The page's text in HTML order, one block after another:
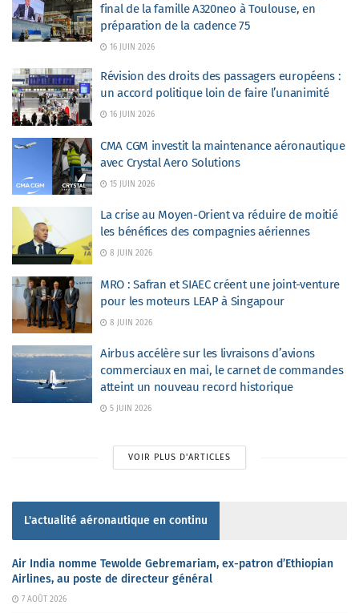
final de la famille A320neo à Toulouse, en
préparation de la cadence 75
16 JUIN 2026
Révision des droits des passagers européens :
un accord politique loin de faire l’unanimité
16 JUIN 2026
CMA CGM investit la maintenance aéronautique
avec Crystal Aero Solutions
15 JUIN 2026
La crise au Moyen-Orient va réduire de moitié
les bénéfices des compagnies aériennes
8 JUIN 2026
MRO : Safran et SIAEC créent une joint-venture
pour les moteurs LEAP à Singapour
8 JUIN 2026
Airbus accélère sur les livraisons d’avions
commerciaux en mai, le carnet de commandes
atteint un nouveau record historique
5 JUIN 2026
VOIR PLUS D'ARTICLES
L'actualité aéronautique en continu
Air India nomme Tewolde Gebremariam, ex-patron d’Ethiopian
Airlines, au poste de directeur général
7 AOÛT 2026